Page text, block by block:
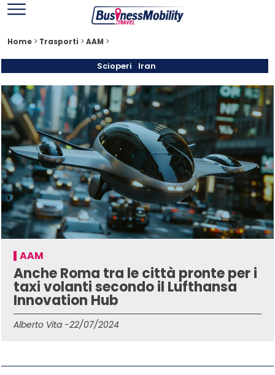
Home > Trasporti > AAM >
Scioperi Iran
AAM
Anche Roma tra le città pronte per i
taxi volanti secondo il Lufthansa
Innovation Hub
Alberto Vita -22/07/2024